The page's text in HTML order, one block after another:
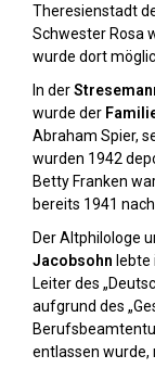
Theresienstadt
Schwester Rosa
wurde dort
In der
wurde der
Abraham Spier,
wurden 1942
Betty Franken
bereits 1941
Der Altphilologe
Jacobsohn lebte
Leiter des
aufgrund des
entlassen wurde,